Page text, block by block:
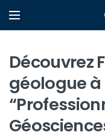
Découvrez
géologue